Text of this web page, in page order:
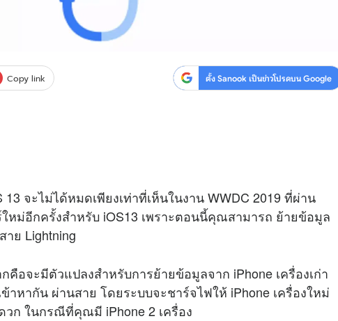
Copy link ตั้ง Sanook เป็นข่าวโปรดบน Google
จะไม่ได้หมดเพียงเท่าที่เห็นในงาน WWDC 2019 ที่ผ่าน
หม่อีกครั้งสำหรับ iOS13 เพราะตอนนี้คุณสามารถ ย้ายข้อมูล
าย Lightning
คือจะมีตัวแปลงสำหรับการย้ายข้อมูลจาก iPhone เครื่องเก่า
าหากัน ผ่านสาย โดยระบบจะชาร์จไฟให้ iPhone เครื่องใหม่
วก ในกรณีที่คุณมี iPhone 2 เครื่อง